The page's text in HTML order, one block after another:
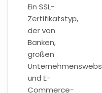
Ein SSL-
Zertifikatstyp,
der von
Banken,
großen
und E-
Commerce-